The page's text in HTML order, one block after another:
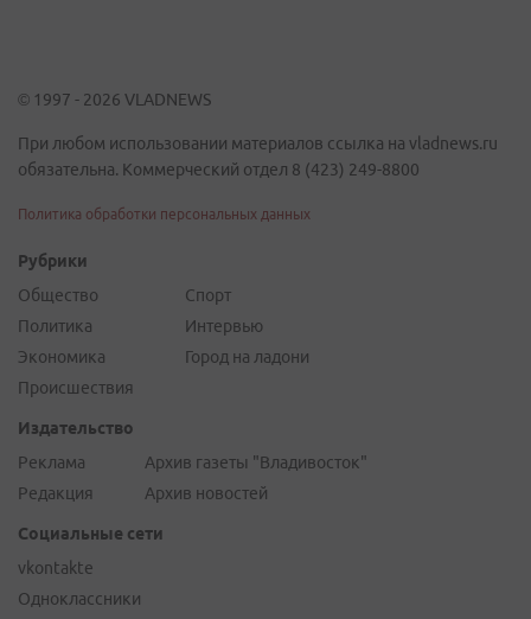
© 1997 - 2026 VLADNEWS
При любом использовании материалов ссылка на vladnews.ru
обязательна. Коммерческий отдел 8 (423) 249-8800
Политика обработки персональных данных
Рубрики
Общество
Политика
Экономика
Происшествия
Спорт
Интервью
Город на ладони
Издательство
Реклама
Редакция
Архив газеты "Владивосток"
Архив новостей
Социальные сети
vkontakte
Одноклассники